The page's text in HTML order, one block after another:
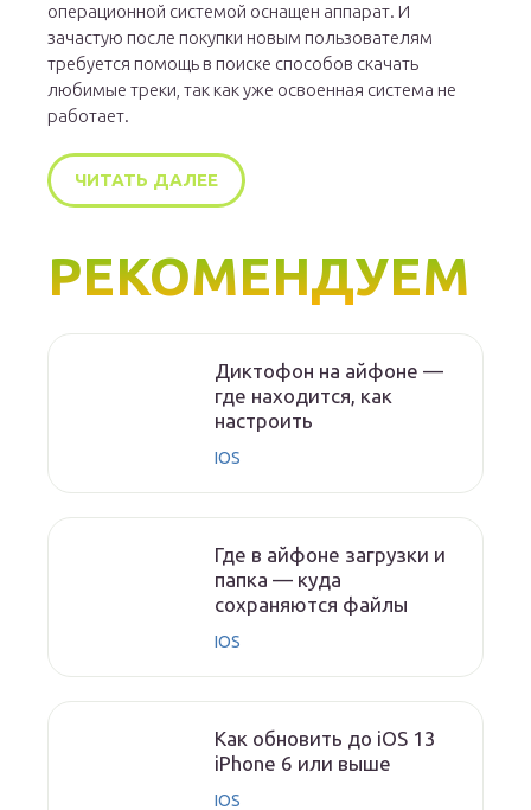
операционной системой оснащен аппарат. И
зачастую после покупки новым пользователям
требуется помощь в поиске способов скачать
любимые треки, так как уже освоенная система не
работает.
ЧИТАТЬ ДАЛЕЕ
РЕКОМЕНДУЕМ
Диктофон на айфоне —
где находится, как
настроить
IOS
Где в айфоне загрузки и
папка — куда
сохраняются файлы
IOS
Как обновить до iOS 13
iPhone 6 или выше
IOS